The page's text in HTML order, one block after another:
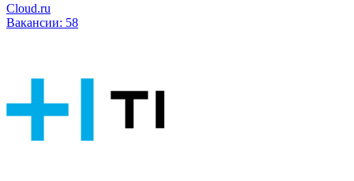
Cloud.ru
Вакансии: 58